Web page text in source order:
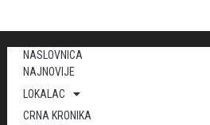
NASLOVNICA
NAJNOVIJE
LOKALAC
CRNA KRONIKA